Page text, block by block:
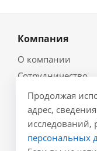
Компания
О компании
Сотрудничество
Новости
Контакты
Политика
Реквизиты
Продолжая
адрес,
исследований,
персональных